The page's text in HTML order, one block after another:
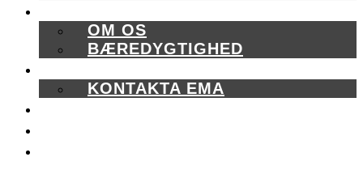
OM OS
BÆREDYGTIGHED
KONTAKTA EMA